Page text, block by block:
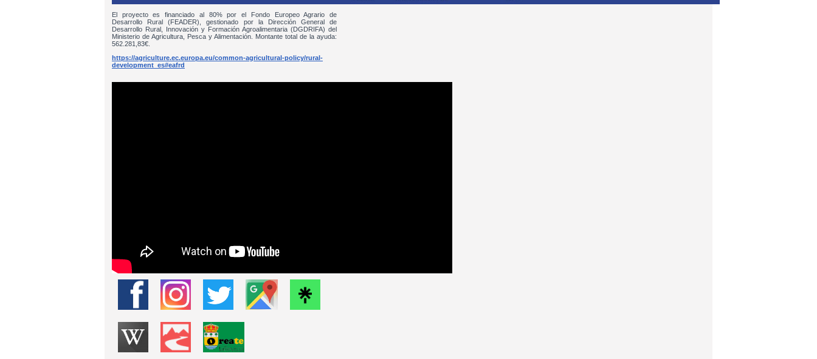
El proyecto es financiado al 80% por el Fondo Europeo Agrario de
Desarrollo Rural (FEADER), gestionado por la Dirección General de
Desarrollo Rural, Innovación y Formación Agroalimentaria (DGDRIFA) del
Ministerio de Agricultura, Pesca y Alimentación. Montante total de la ayuda:
562.281,83€.
https://agriculture.ec.europa.eu/common-agricultural-policy/rural-
development_es#eafrd